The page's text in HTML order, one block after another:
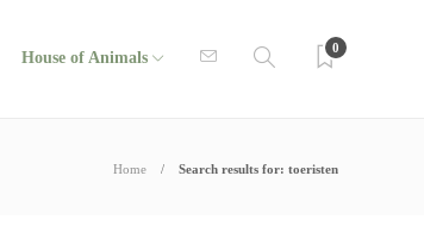
House of Animals
0
Home Search results for: toeristen